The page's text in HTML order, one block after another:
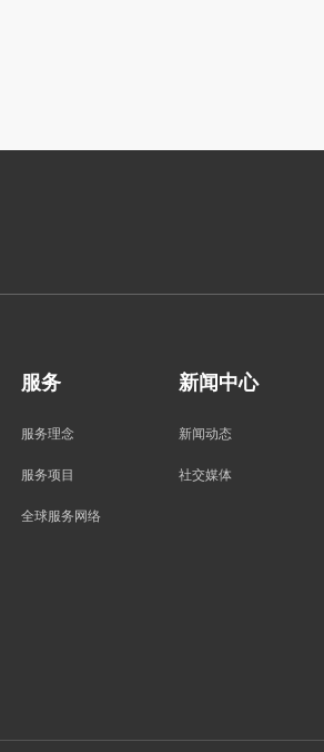
服务
服务理念
服务项目
全球服务网络
新闻中心
新闻动态
社交媒体